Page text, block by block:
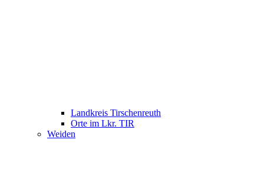
Landkreis Tirschenreuth
Orte im Lkr. TIR
Weiden